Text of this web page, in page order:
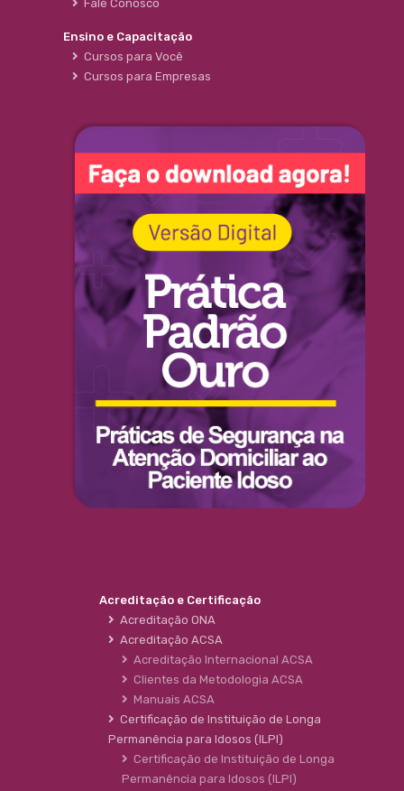
Fale Conosco
Ensino e Capacitação
Cursos para Você
Cursos para Empresas
Acreditação e Certificação
Acreditação ONA
Acreditação ACSA
Acreditação Internacional ACSA
Clientes da Metodologia ACSA
Manuais ACSA
Certificação de Instituição de Longa
Permanência para Idosos (ILPI)
Certificação de Instituição de Longa
Permanência para Idosos (ILPI)